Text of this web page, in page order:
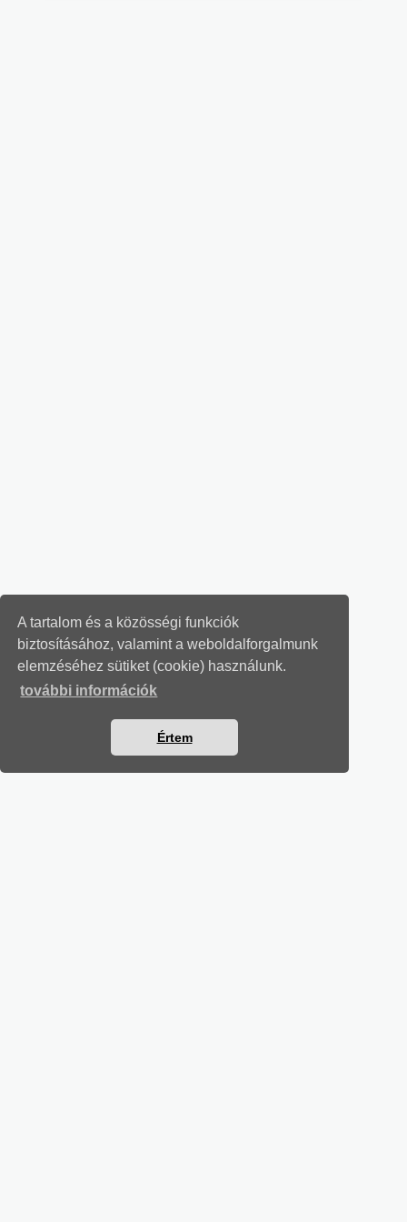
A tartalom és a közösségi funkciók
biztosításához, valamint a weboldalforgalmunk
elemzéséhez sütiket (cookie) használunk.
további információk
Értem